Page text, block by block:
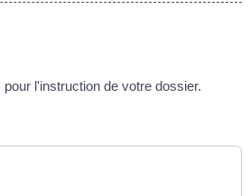
l'instruction de votre dossier.